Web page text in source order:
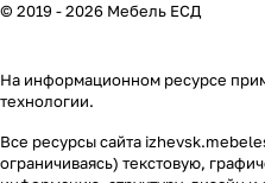
© 2019 - 2026 Мебель ЕСД
На информационном ресурсе
технологии.
Все ресурсы сайта
ограничиваясь) текстовую,